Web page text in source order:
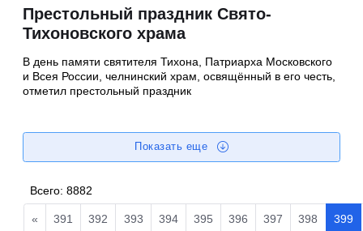
Престольный праздник Свято-
Тихоновского храма
В день памяти святителя Тихона, Патриарха Московского
и Всея России, челнинский храм, освящённый в его честь,
отметил престольный праздник
Показать еще
Всего:8882
« 391 392 393 394 395 396 397 398 399